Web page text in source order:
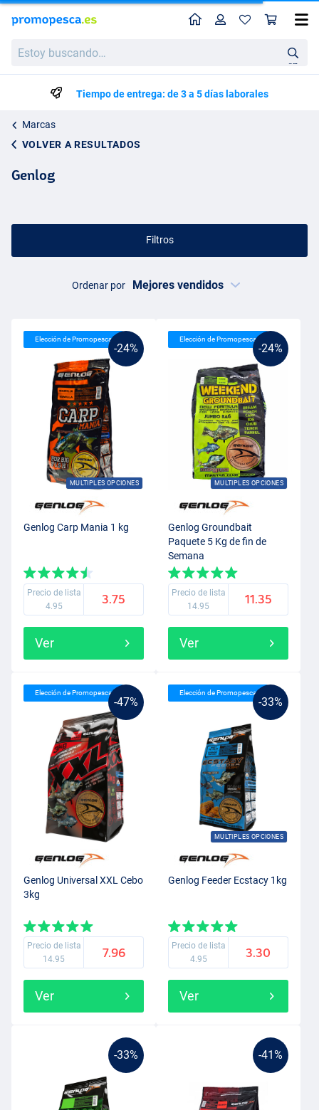
buscando…
en
Perfil
Tiempo de entrega: de 3 a 5 días laborales
Marcas
VOLVER A RESULTADOS
Genlog
Filtros
Ordenar por
-24%
MULTIPLES OPCIONES
Elección de Promopesca
Genlog Carp Mania 1 kg
Precio de lista
4.95
3.75
Ver
-24%
MULTIPLES OPCIONES
Elección de Promopesca
Genlog Groundbait
Paquete 5 Kg de fin de
Semana
Precio de lista
14.95
11.35
Ver
-47%
Elección de Promopesca
Genlog Universal XXL Cebo
3kg
Precio de lista
14.95
7.96
Ver
-33%
MULTIPLES OPCIONES
Elección de Promopesca
Genlog Feeder Ecstacy 1kg
Precio de lista
4.95
3.30
Ver
-33% -41%